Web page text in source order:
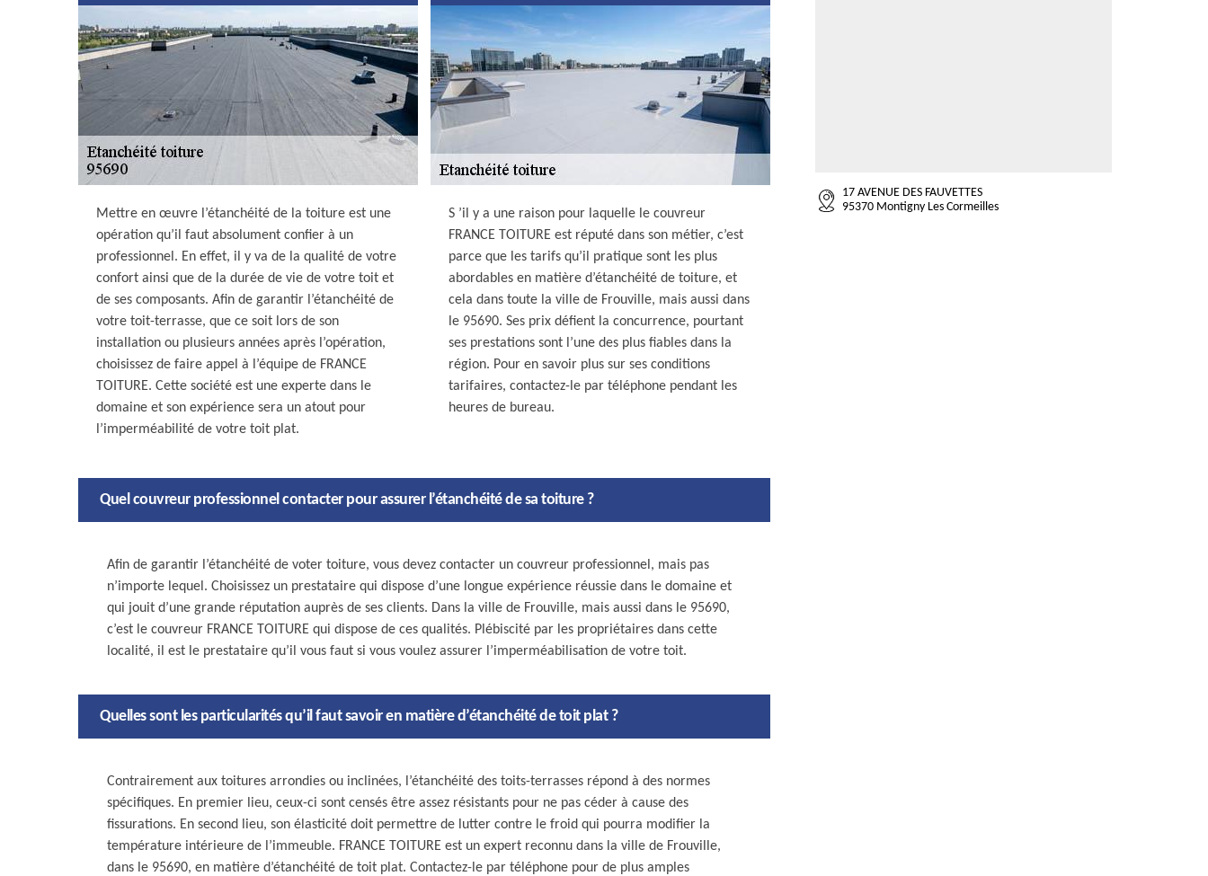
Mettre en œuvre l’étanchéité de la toiture est une
opération qu’il faut absolument confier à un
professionnel. En effet, il y va de la qualité de votre
confort ainsi que de la durée de vie de votre toit et
de ses composants. Afin de garantir l’étanchéité de
votre toit-terrasse, que ce soit lors de son
installation ou plusieurs années après l’opération,
choisissez de faire appel à l’équipe de FRANCE
TOITURE. Cette société est une experte dans le
domaine et son expérience sera un atout pour
l’imperméabilité de votre toit plat.
S ’il y a une raison pour laquelle le couvreur
FRANCE TOITURE est réputé dans son métier, c’est
parce que les tarifs qu’il pratique sont les plus
abordables en matière d’étanchéité de toiture, et
cela dans toute la ville de Frouville, mais aussi dans
le 95690. Ses prix défient la concurrence, pourtant
ses prestations sont l’une des plus fiables dans la
région. Pour en savoir plus sur ses conditions
tarifaires, contactez-le par téléphone pendant les
heures de bureau.
Quel couvreur professionnel contacter pour assurer l’étanchéité de sa toiture ?
Afin de garantir l’étanchéité de voter toiture, vous devez contacter un couvreur professionnel, mais pas
n’importe lequel. Choisissez un prestataire qui dispose d’une longue expérience réussie dans le domaine et
qui jouit d’une grande réputation auprès de ses clients. Dans la ville de Frouville, mais aussi dans le 95690,
c’est le couvreur FRANCE TOITURE qui dispose de ces qualités. Plébiscité par les propriétaires dans cette
localité, il est le prestataire qu’il vous faut si vous voulez assurer l’imperméabilisation de votre toit.
Quelles sont les particularités qu’il faut savoir en matière d’étanchéité de toit plat ?
Contrairement aux toitures arrondies ou inclinées, l’étanchéité des toits-terrasses répond à des normes
spécifiques. En premier lieu, ceux-ci sont censés être assez résistants pour ne pas céder à cause des
fissurations. En second lieu, son élasticité doit permettre de lutter contre le froid qui pourra modifier la
température intérieure de l’immeuble. FRANCE TOITURE est un expert reconnu dans la ville de Frouville,
dans le 95690, en matière d’étanchéité de toit plat. Contactez-le par téléphone pour de plus amples
17 AVENUE DES FAUVETTES
95370 Montigny Les Cormeilles